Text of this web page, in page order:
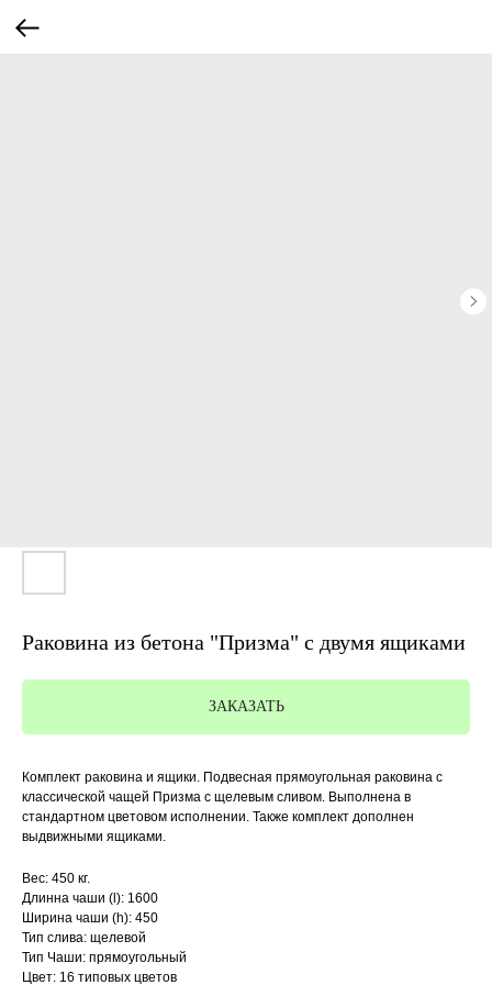
Раковина из бетона "Призма" с двумя ящиками
ЗАКАЗАТЬ
Комплект раковина и ящики. Подвесная прямоугольная раковина с
классической чащей Призма с щелевым сливом. Выполнена в
стандартном цветовом исполнении. Также комплект дополнен
выдвижными ящиками.
Вес: 450 кг.
Длинна чаши (l): 1600
Ширина чаши (h): 450
Тип слива: щелевой
Тип Чаши: прямоугольный
Цвет: 16 типовых цветов